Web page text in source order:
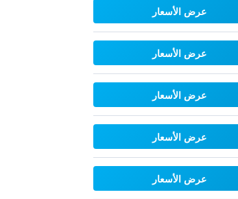
عرض الأسعار
عرض الأسعار
عرض الأسعار
عرض الأسعار
عرض الأسعار